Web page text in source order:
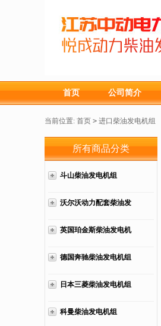
首页 公司简介
当前位置: 首页 > 进口柴油发电机组
所有商品分类
斗山柴油发电机组
沃尔沃动力配套柴油发
英国珀金斯柴油发电机
德国奔驰柴油发电机组
日本三菱柴油发电机组
科曼柴油发电机组